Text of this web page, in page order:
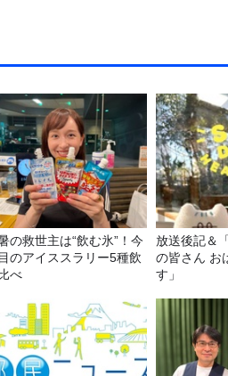
の救世主は“飲む氷”！今
のアイススラリー5種飲
べ
放送後記＆
の皆さん お
す」